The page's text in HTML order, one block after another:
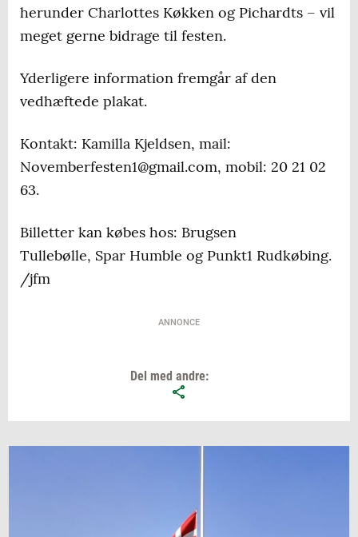
herunder Charlottes Køkken og Pichardts – vil
meget gerne bidrage til festen.
Yderligere information fremgår af den
vedhæftede plakat.
Kontakt: Kamilla Kjeldsen, mail:
Novemberfesten1@gmail.com, mobil: 20 21 02
63.
Billetter kan købes hos: Brugsen
Tullebølle, Spar Humble og Punkt1 Rudkøbing.
/jfm
ANNONCE
Del med andre: